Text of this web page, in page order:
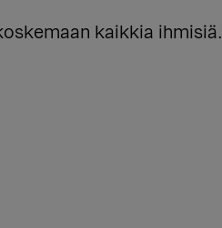
kaikkia ihmisiä.